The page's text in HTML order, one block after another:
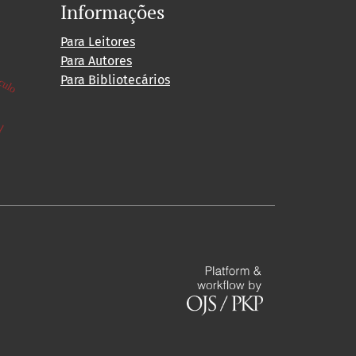
Informações
Para Leitores
Para Autores
Para Bibliotecários